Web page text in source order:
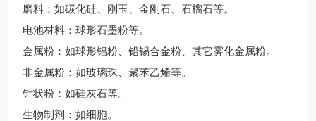
磨料：如碳化硅、刚玉、金刚石、石榴石等。
电池材料：球形石墨粉等。
金属粉：如球形铝粉、铅锡合金粉、其它雾化金属粉。
非金属粉：如玻璃珠、聚苯乙烯等。
针状粉：如硅灰石等。
生物制剂：如细胞。